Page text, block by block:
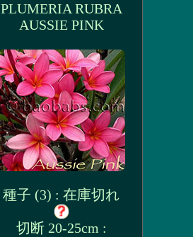
PLUMERIA RUBRA
AUSSIE PINK
種子 (3) : 在庫切れ
切断 20-25cm :